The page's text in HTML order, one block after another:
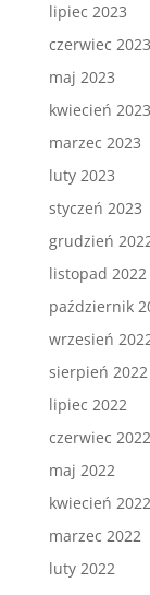
lipiec 2023
czerwiec 2023
maj 2023
kwiecień 2023
marzec 2023
luty 2023
styczeń 2023
grudzień
listopad 2022
październik
wrzesień
sierpień 2022
lipiec 2022
czerwiec 2022
maj 2022
kwiecień 2022
marzec 2022
luty 2022